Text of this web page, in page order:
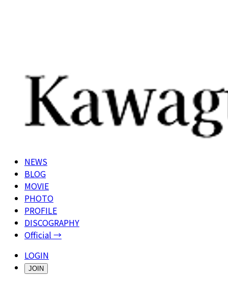
NEWS
BLOG
MOVIE
PHOTO
PROFILE
DISCOGRAPHY
Official →
LOGIN
JOIN